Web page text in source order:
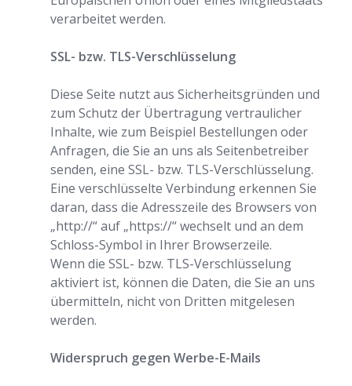
verarbeitet werden.
SSL- bzw. TLS-Verschlüsselung
Diese Seite nutzt aus Sicherheitsgründen und
zum Schutz der Übertragung vertraulicher
Inhalte, wie zum Beispiel Bestellungen oder
Anfragen, die Sie an uns als Seitenbetreiber
senden, eine SSL- bzw. TLS-Verschlüsselung.
Eine verschlüsselte Verbindung erkennen Sie
daran, dass die Adresszeile des Browsers von
„http://“ auf „https://“ wechselt und an dem
Schloss-Symbol in Ihrer Browserzeile.
Wenn die SSL- bzw. TLS-Verschlüsselung
aktiviert ist, können die Daten, die Sie an uns
übermitteln, nicht von Dritten mitgelesen
werden.
Widerspruch gegen Werbe-E-Mails